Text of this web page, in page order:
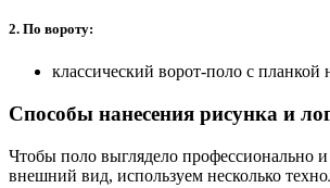
2. По вороту:
классический ворот-поло с планкой
Способы нанесения рисунка и
Чтобы поло выглядело профессионально и
внешний вид, используем несколько